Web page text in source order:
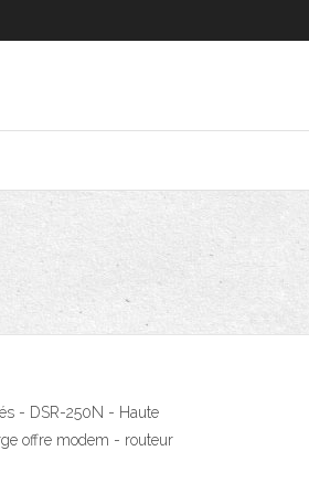
- DSR-250N - Haute
offre modem - routeur